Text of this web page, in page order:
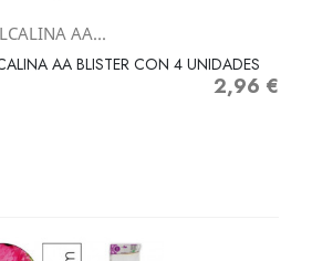
AA...
AA BLISTER CON 4 UNIDADES
Precio
2,96 €